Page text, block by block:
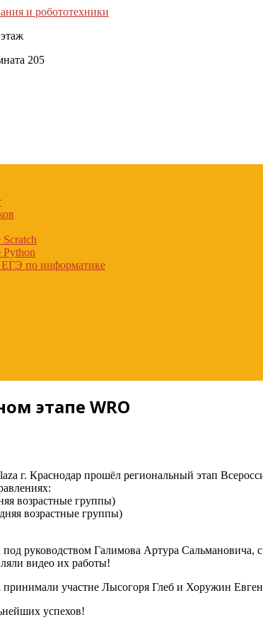
и робототехники
205
по информатике
этапе WRO
г. Краснодар прошёл региональный этап
возрастные группы)
возрастные группы)
руководством Галимова Артура Сальмановича,
видео их работы!
принимали участие Лысогоря Глеб и Хоружин
успехов!